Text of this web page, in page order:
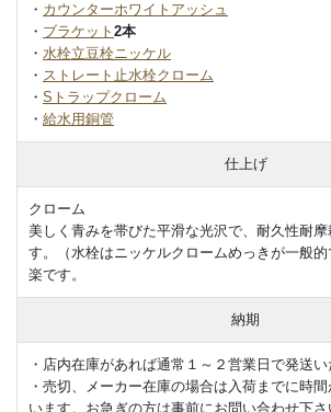
・ カウンターホワイトアッシュ
・ ブラケット 2本
・ 水栓立豆栓ニッケル
・ ストレート止水栓クローム
・ Sトラップクローム
・ 給水用銅管
仕上げ
クローム
美しく青みを帯びた平滑な光沢で、耐久性耐摩
す。（水栓はニッケルクロームめっきが一般
楽です。
納期
・店内在庫があれば通常１～２営業日で発送い
・売切、メーカー在庫の場合は入荷までに時
います。お急ぎの方は事前にお問い合わせ下さ